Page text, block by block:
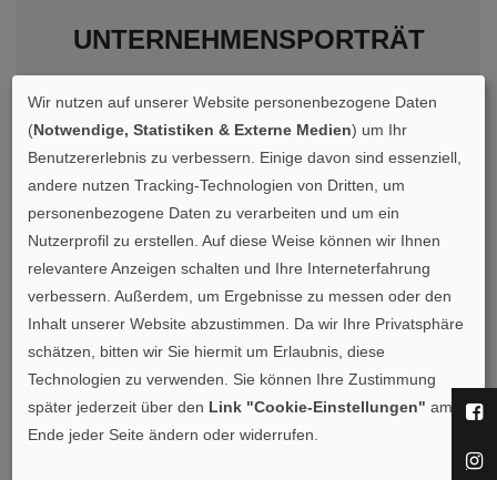
UNTERNEHMENSPORTRÄT
Bei Decospan glauben wir, dass Holz nicht nur zu
schönen und warmen Wohn und Arbeitsräumen
beiträgt. Es verbessert auch die Lebensqualität.
Aufgrund von dieser Überzeugung suchen wir nach
Gesamtlösungen, diese wunderschöne und
Als marktorientiertes Lifestyle–Unternehmen tauschen
Wir nutzen auf unserer Website personenbezogene Daten
(Notwendige, Statistiken & Externe Medien) um Ihr
Benutzererlebnis zu verbessern. Einige davon sind essenziell,
andere nutzen Tracking-Technologien von Dritten, um
personenbezogene Daten zu verarbeiten und um ein
Nutzerprofil zu erstellen. Auf diese Weise können wir Ihnen
relevantere Anzeigen schalten und Ihre Interneterfahrung
verbessern. Außerdem, um Ergebnisse zu messen oder den
Inhalt unserer Website abzustimmen. Da wir Ihre Privatsphäre
schätzen, bitten wir Sie hiermit um Erlaubnis, diese
Technologien zu verwenden. Sie können Ihre Zustimmung
später jederzeit über den Link "Cookie-Einstellungen" am
Ende jeder Seite ändern oder widerrufen.